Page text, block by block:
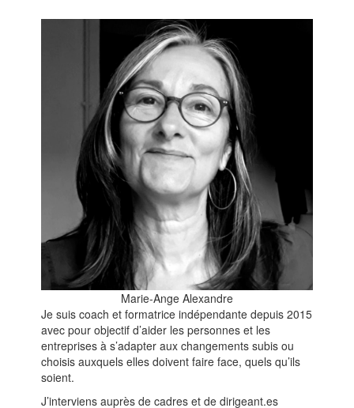
Marie-Ange Alexandre
Je suis coach et formatrice indépendante depuis 2015
avec pour objectif d’aider les personnes et les
entreprises à s’adapter aux changements subis ou
choisis auxquels elles doivent faire face, quels qu’ils
soient.
J’interviens auprès de cadres et de dirigeant.es